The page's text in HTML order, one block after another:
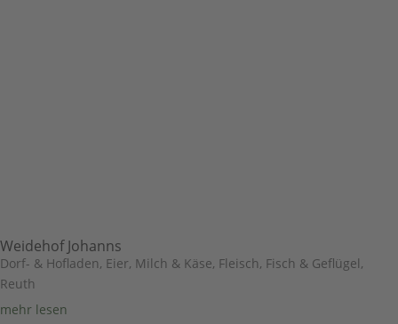
Weidehof Johanns
Dorf- & Hofladen, Eier, Milch & Käse, Fleisch, Fisch & Geflügel,
Reuth
mehr lesen